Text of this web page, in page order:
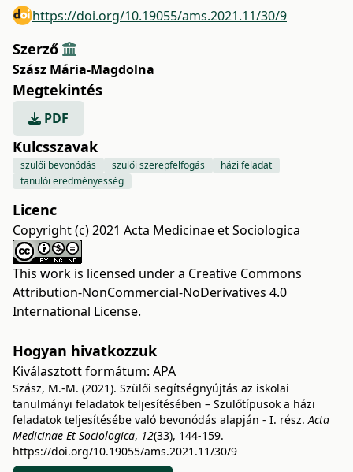
https://doi.org/10.19055/ams.2021.11/30/9
Szerző
Szász Mária-Magdolna
Megtekintés
PDF
Kulcsszavak
szülői bevonódás szülői szerepfelfogás
házi feladat
tanulói eredményesség
Licenc
Copyright (c) 2021 Acta Medicinae et Sociologica
This work is licensed under a Creative Commons
Attribution-NonCommercial-NoDerivatives 4.0
International License.
Hogyan hivatkozzuk
Kiválasztott formátum: APA
Szász, M.-M. (2021). Szülői segítségnyújtás az iskolai
tanulmányi feladatok teljesítésében – Szülőtípusok a házi
feladatok teljesítésébe való bevonódás alapján - I. rész.Acta
Medicinae Et Sociologica, 12(33), 144-159.
https://doi.org/10.19055/ams.2021.11/30/9